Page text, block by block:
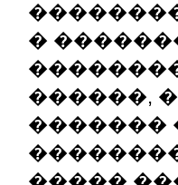
�
������,
�������